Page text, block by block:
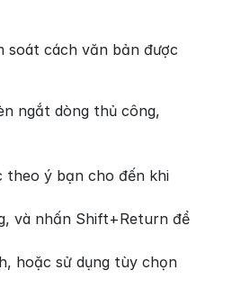
soát cách văn bản được
ngắt dòng thủ công,
theo ý bạn cho đến khi
và nhấn Shift+Return để
hoặc sử dụng tùy chọn